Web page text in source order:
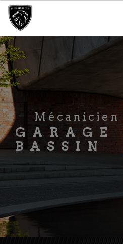
GARAGE DU
BASSIN
Panneau de gestion des cookies